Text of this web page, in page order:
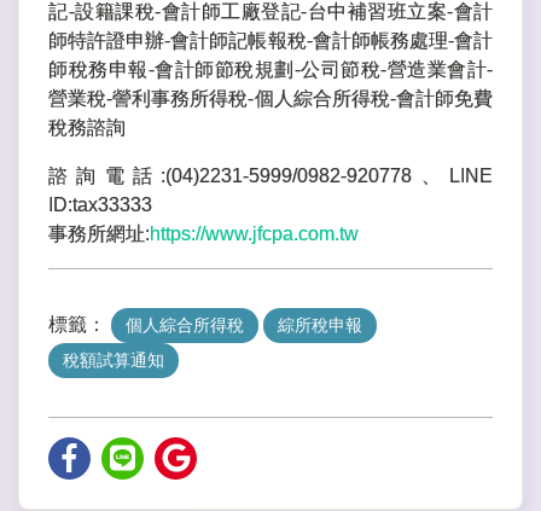
記-設籍課稅-會計師工廠登記-台中補習班立案-會計
師特許證申辦-會計師記帳報稅-會計師帳務處理-會計
師稅務申報-會計師節稅規劃-公司節稅-營造業會計-
營業稅-謍利事務所得稅-個人綜合所得稅-會計師免費
稅務諮詢
諮詢電話:(04)2231-5999/0982-920778、LINE
ID:tax33333
事務所網址:https://www.jfcpa.com.tw
標籤： 個人綜合所得稅
綜所稅申報
稅額試算通知